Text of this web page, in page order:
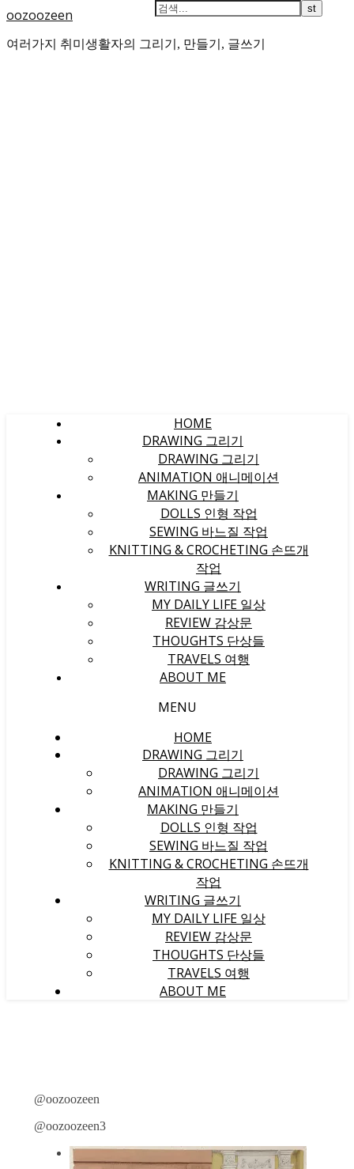
oozoozeen
여러가지 취미생활자의 그리기, 만들기, 글쓰기
HOME
DRAWING 그리기
DRAWING 그리기
ANIMATION 애니메이션
MAKING 만들기
DOLLS 인형 작업
SEWING 바느질 작업
KNITTING & CROCHETING 손뜨개
작업
WRITING 글쓰기
MY DAILY LIFE 일상
REVIEW 감상문
THOUGHTS 단상들
TRAVELS 여행
ABOUT ME
MENU
HOME
DRAWING 그리기
DRAWING 그리기
ANIMATION 애니메이션
MAKING 만들기
DOLLS 인형 작업
SEWING 바느질 작업
KNITTING & CROCHETING 손뜨개
작업
WRITING 글쓰기
MY DAILY LIFE 일상
REVIEW 감상문
THOUGHTS 단상들
TRAVELS 여행
ABOUT ME
@oozoozeen
@oozoozeen3